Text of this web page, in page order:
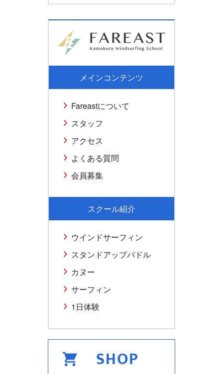
メインコンテンツ
Fareastについて
スタッフ
アクセス
よくある質問
会員募集
スクール紹介
ウインドサーフィン
スタンドアップパドル
カヌー
サーフィン
1日体験